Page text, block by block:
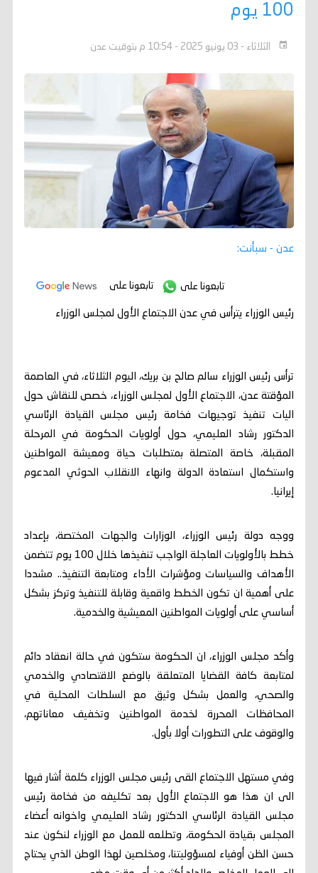
100 يوم
الثلاثاء - 03 يونيو 2025 - 10:54 م بتوقيت عدن
عدن - سبأنت:
تابعونا على تابعونا على
رئيس الوزراء يترأس في عدن الاجتماع الأول لمجلس الوزراء
ترأس رئيس الوزراء سالم صالح بن بريك، اليوم الثلاثاء، في العاصمة
المؤقتة عدن، الاجتماع الأول لمجلس الوزراء، خصص للنقاش حول
اليات تنفيذ توجيهات فخامة رئيس مجلس القيادة الرئاسي
الدكتور رشاد العليمي، حول أولويات الحكومة في المرحلة
المقبلة، خاصة المتصلة بمتطلبات حياة ومعيشة المواطنين
واستكمال استعادة الدولة وانهاء الانقلاب الحوثي المدعوم
إيرانيا.
ووجه دولة رئيس الوزراء، الوزارات والجهات المختصة، بإعداد
خطط بالأولويات العاجلة الواجب تنفيذها خلال 100 يوم تتضمن
الأهداف والسياسات ومؤشرات الأداء ومتابعة التنفيذ.. مشددا
على أهمية ان تكون الخطط واقعية وقابلة للتنفيذ وتركز بشكل
أساسي على أولويات المواطنين المعيشية والخدمية.
وأكد مجلس الوزراء، ان الحكومة ستكون في حالة انعقاد دائم
لمتابعة كافة القضايا المتعلقة بالوضع الاقتصادي والخدمي
والصحي، والعمل بشكل وثيق مع السلطات المحلية في
المحافظات المحررة لخدمة المواطنين وتخفيف معاناتهم،
والوقوف على التطورات أولا بأول.
وفي مستهل الاجتماع القى رئيس مجلس الوزراء كلمة أشار فيها
الى ان هذا هو الاجتماع الأول بعد تكليفه من فخامة رئيس
مجلس القيادة الرئاسي الدكتور رشاد العليمي واخوانه أعضاء
المجلس بقيادة الحكومة، وتطلعه للعمل مع الوزراء لنكون عند
حسن الظن أوفياء لمسؤوليتنا، ومخلصين لهذا الوطن الذي يحتاج